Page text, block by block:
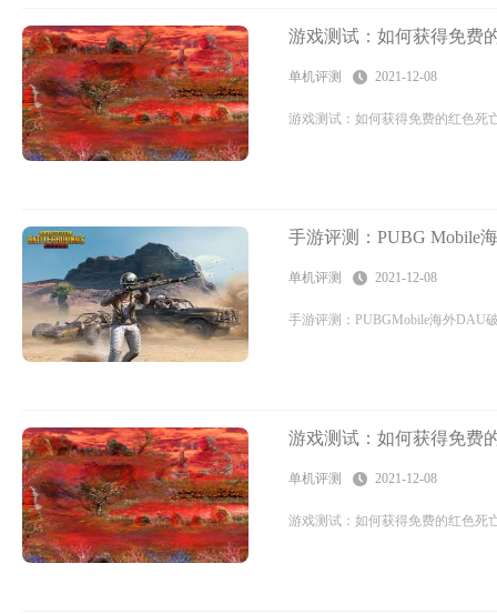
游戏测试：如何获得免费
单机评测 2021-12-08
游戏测试：如何获得免费的红色死
手游评测：PUBG Mobile
单机评测 2021-12-08
手游评测：PUBGMobile海外DAU
游戏测试：如何获得免费
单机评测 2021-12-08
游戏测试：如何获得免费的红色死